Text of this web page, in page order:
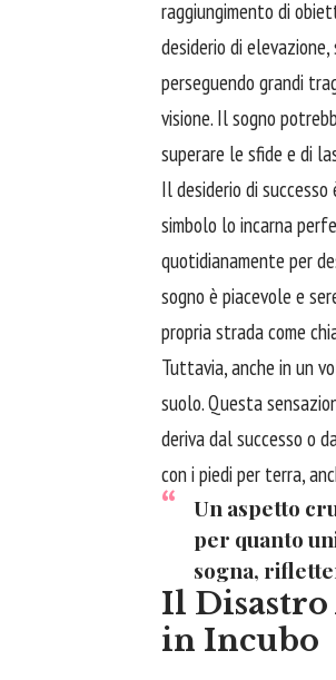
raggiungimento di
desiderio di
perseguendo grandi
visione. Il sogno
superare le sfide e di
Il desiderio di
simbolo lo incarna
quotidianamente per
sogno è piacevole e
propria strada come
Tuttavia, anche in un
suolo. Questa
deriva dal successo o
con i piedi per terra,
Un aspetto
per quanto
sogna,
Il Disastro
in Incubo